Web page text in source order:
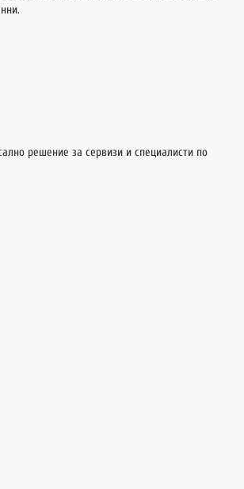
решение за сервизи и специалисти по